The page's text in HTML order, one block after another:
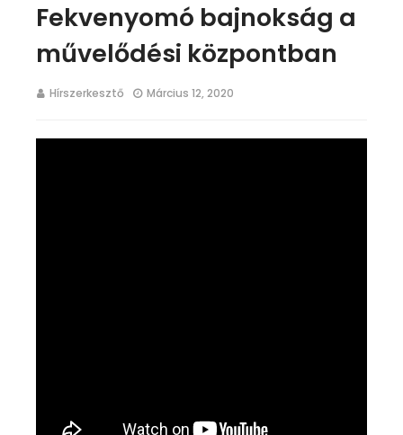
Fekvenyomó bajnokság a
művelődési központban
Hírszerkesztő Március 12, 2020